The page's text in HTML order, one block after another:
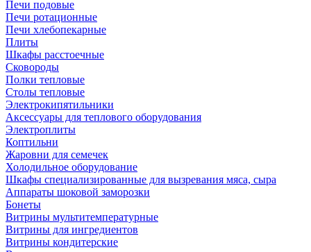
Печи подовые
Печи ротационные
Печи хлебопекарные
Плиты
Шкафы расстоечные
Сковороды
Полки тепловые
Столы тепловые
Электрокипятильники
Аксессуары для теплового оборудования
Электроплиты
Коптильни
Жаровни для семечек
Холодильное оборудование
Шкафы специализированные для вызревания мяса, сыра
Аппараты шоковой заморозки
Бонеты
Витрины мультитемпературные
Витрины для ингредиентов
Витрины кондитерские